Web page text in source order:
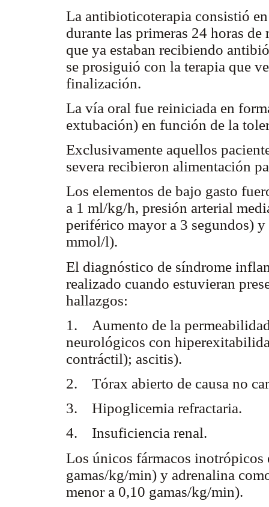
La antibioticoterapia consistió
durante las primeras 24 horas
que ya estaban recibiendo
se prosiguió con la terapia que
finalización.
La vía oral fue reiniciada en
extubación) en función de la
Exclusivamente aquellos
severa recibieron alimentación
Los elementos de bajo gasto
a 1 ml/kg/h, presión arterial
periférico mayor a 3 segundos)
mmol/l).
El diagnóstico de síndrome
realizado cuando estuvieran
hallazgos:
1. Aumento de la
neurológicos con
contráctil); ascitis).
2. Tórax abierto de causa no
3. Hipoglicemia refractaria.
4. Insuficiencia renal.
Los únicos fármacos
gamas/kg/min) y adrenalina
menor a 0,10 gamas/kg/min).